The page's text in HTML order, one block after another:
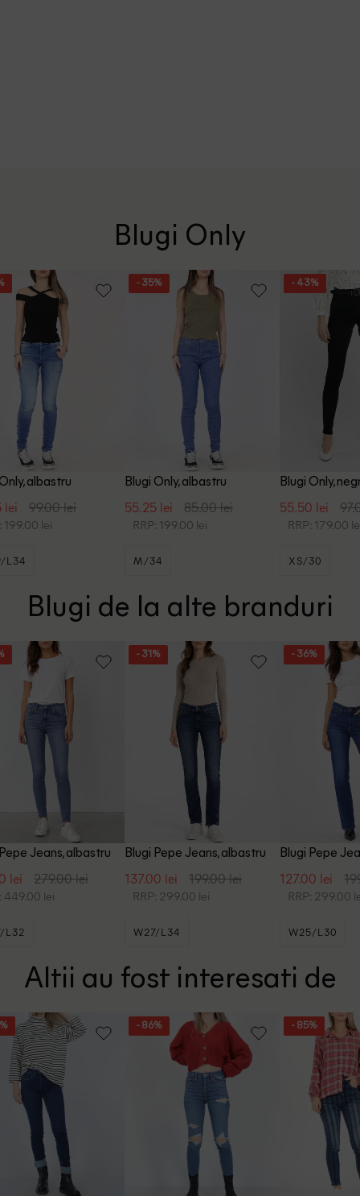
Blugi Only
albastru
lei 99.00 lei
199.00 lei
L34
- 35%
Blugi Only, albastru
55.25 lei 85.00 lei
RRP: 199.00 lei
M/34
- 43%
Blugi Only,
55.50 lei
RRP: 179.00
XS/30
Blugi de la alte branduri
Jeans, albastru
lei 279.00 lei
449.00 lei
L32
- 31%
Blugi Pepe Jeans, albastru
137.00 lei 199.00 lei
RRP: 299.00 lei
W27/L34
- 36%
Blugi Pepe
127.00 lei
RRP: 299.00
W25/L30
Altii au fost interesati de
- 86% - 85%